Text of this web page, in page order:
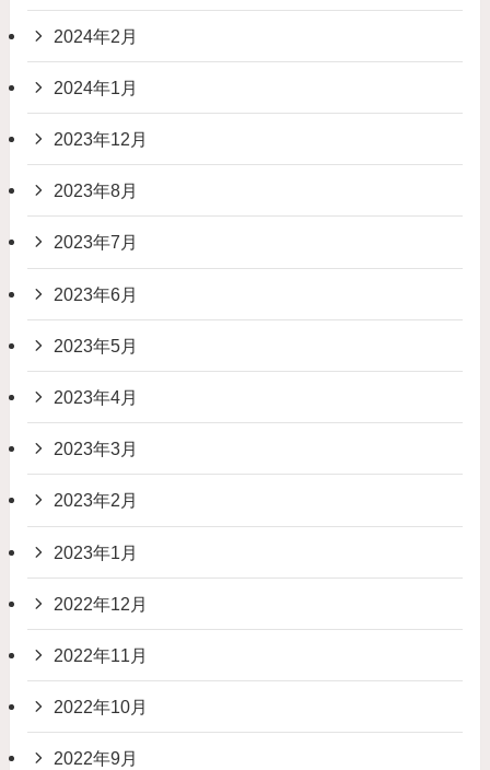
2024年2月
2024年1月
2023年12月
2023年8月
2023年7月
2023年6月
2023年5月
2023年4月
2023年3月
2023年2月
2023年1月
2022年12月
2022年11月
2022年10月
2022年9月